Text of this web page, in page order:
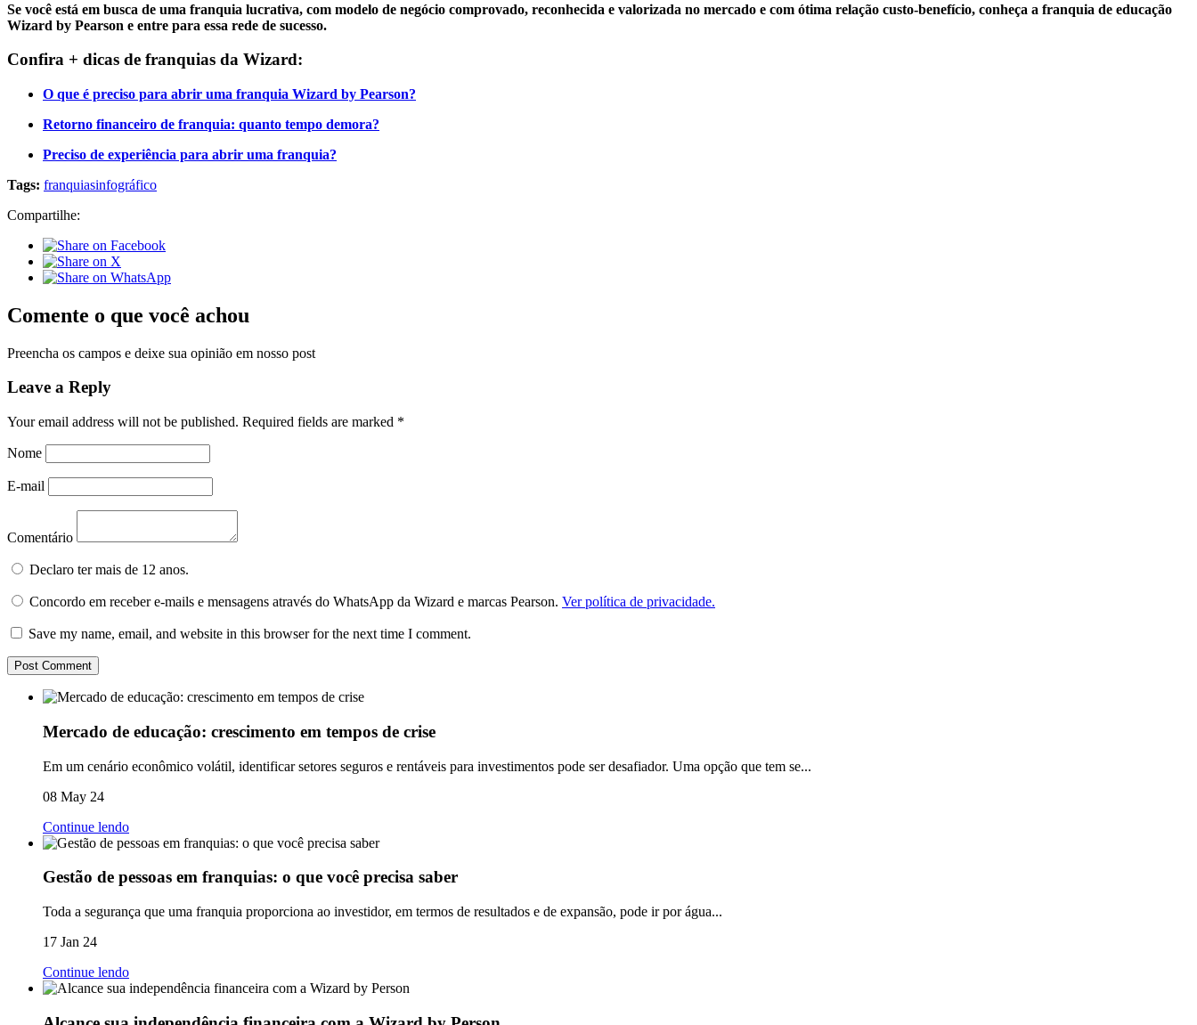
Se você está em busca de uma franquia lucrativa, com modelo de negócio comprovado, reconhecida e valorizada no mercado e com ótima relação custo-benefício, conheça a franquia de educação
Wizard by Pearson e entre para essa rede de sucesso.
Confira + dicas de franquias da Wizard:
O que é preciso para abrir uma franquia Wizard by Pearson?
Retorno financeiro de franquia: quanto tempo demora?
Preciso de experiência para abrir uma franquia?
Tags: franquiasinfográfico
Compartilhe:
Comente o que você achou
Preencha os campos e deixe sua opinião em nosso post
Leave a Reply
Your email address will not be published. Required fields are marked *
Nome
E-mail
Comentário
Declaro ter mais de 12 anos.
Concordo em receber e-mails e mensagens através do WhatsApp da Wizard e marcas Pearson. Ver política de privacidade.
Save my name, email, and website in this browser for the next time I comment.
Mercado de educação: crescimento em tempos de crise
Em um cenário econômico volátil, identificar setores seguros e rentáveis para investimentos pode ser desafiador. Uma opção que tem se...
08 May 24
Continue lendo
Gestão de pessoas em franquias: o que você precisa saber
Toda a segurança que uma franquia proporciona ao investidor, em termos de resultados e de expansão, pode ir por água...
17 Jan 24
Continue lendo